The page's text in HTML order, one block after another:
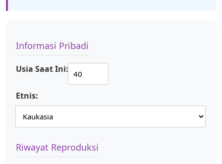
Informasi Pribadi
Usia Saat Ini:
Etnis:
Riwayat Reproduksi